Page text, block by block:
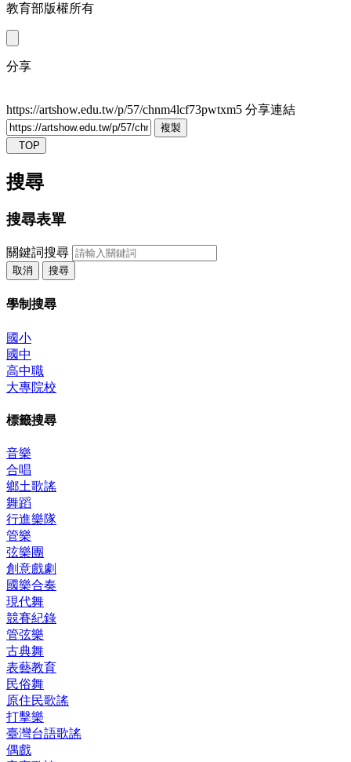
教育部版權所有
分享
https://artshow.edu.tw/p/57/chnm4lcf73pwtxm5 分享連結
複製
TOP
搜尋
搜尋表單
關鍵詞搜尋
取消 搜尋
學制搜尋
國小
國中
高中職
大專院校
標籤搜尋
音樂
合唱
鄉土歌謠
舞蹈
行進樂隊
管樂
弦樂團
創意戲劇
國樂合奏
現代舞
競賽紀錄
管弦樂
古典舞
表藝教育
民俗舞
原住民歌謠
打擊樂
臺灣台語歌謠
偶戲